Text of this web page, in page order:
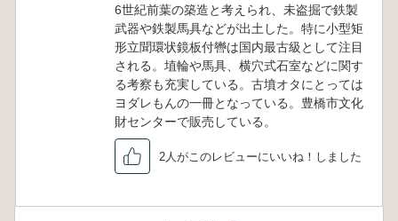
6世紀前葉の築造と考えられ、未盗掘で鉄製
武器や鉄製馬具などが出土した。特に小型矩
形立聞環状鏡板付轡は国内最古級として注目
される。埴輪や馬具、横穴式石室などに関す
る考察も充実している。古墳オタにとっては
ヨダレもんの一冊となっている。豊橋市文化
財センターで販売している。
2人がこのレビューにいいね！しました